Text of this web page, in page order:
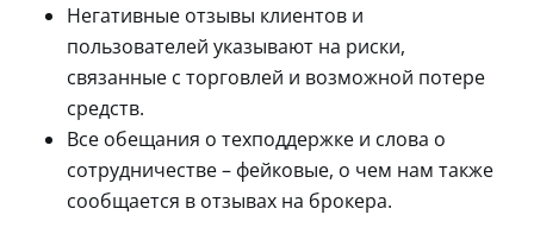
Негативные отзывы клиентов и
пользователей указывают на риски,
связанные с торговлей и возможной потере
средств.
Все обещания о техподдержке и слова о
сотрудничестве – фейковые, о чем нам также
сообщается в отзывах на брокера.